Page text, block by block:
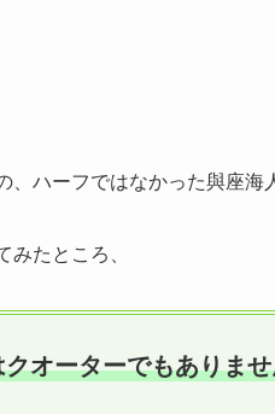
、ハーフではなかった與座海
みたところ、
オーターでもありま